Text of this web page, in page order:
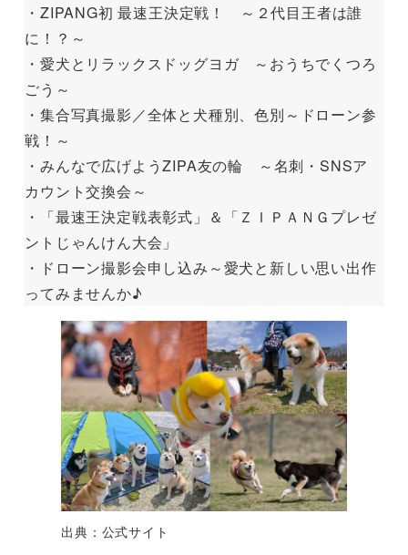
・ZIPANG初 最速王決定戦！ ～２代目王者は誰
に！？～
・愛犬とリラックスドッグヨガ ～おうちでくつろ
ごう～
・集合写真撮影／全体と犬種別、色別～ドローン参
戦！～
・みんなで広げようZIPA友の輪 ～名刺・SNSア
カウント交換会～
・「最速王決定戦表彰式」＆「ＺＩＰＡＮＧプレゼ
ントじゃんけん大会」
・ドローン撮影会申し込み～愛犬と新しい思い出作
ってみませんか♪
出典：公式サイト